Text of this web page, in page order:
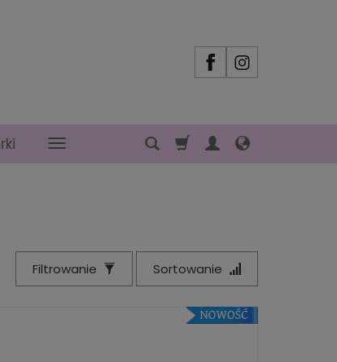
Filtrowanie Sortowanie